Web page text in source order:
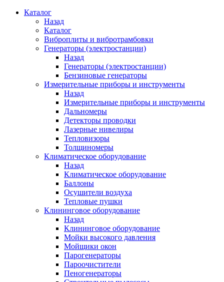
Каталог
Назад
Каталог
Виброплиты и вибротрамбовки
Генераторы (электростанции)
Назад
Генераторы (электростанции)
Бензиновые генераторы
Измерительные приборы и инструменты
Назад
Измерительные приборы и инструменты
Дальномеры
Детекторы проводки
Лазерные нивелиры
Тепловизоры
Толщиномеры
Климатическое оборудование
Назад
Климатическое оборудование
Баллоны
Осушители воздуха
Тепловые пушки
Клининговое оборудование
Назад
Клининговое оборудование
Мойки высокого давления
Мойщики окон
Парогенераторы
Пароочистители
Пеногенераторы